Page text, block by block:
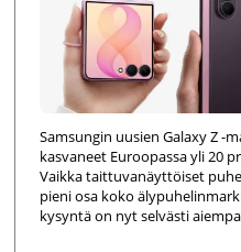
Samsungin uusien Galaxy Z -
kasvaneet Euroopassa yli 20
Vaikka taittuvanäyttöiset
pieni osa koko
kysyntä on nyt selvästi